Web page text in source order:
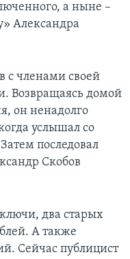
а ныне –
Александра
с членами своей
Возвращаясь домой
он ненадолго
услышал со
последовал
Скобов
два старых
А также
Сейчас публицист